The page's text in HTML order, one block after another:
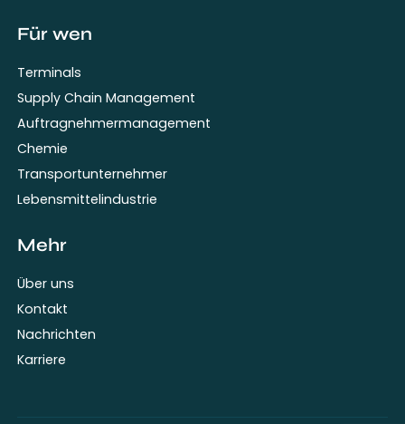
Für wen
Terminals
Supply Chain Management
Auftragnehmermanagement
Chemie
Transportunternehmer
Lebensmittelindustrie
Mehr
Über uns
Kontakt
Nachrichten
Karriere